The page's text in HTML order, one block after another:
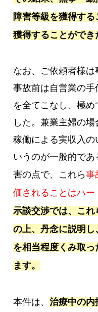
障害等級を獲得す
獲得することができ
なお、ご依頼者様は
事故前は自営業の
を全てこなし、極
した。兼業主婦の場
稼働による実収入の
いうのが一般的で
害の点で、これら事
価されることはハー
示談交渉では、こ
の上、丹念に説明
を相当程度くみ取
ます。
本件は、治療中の内